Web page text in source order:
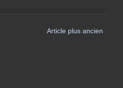
Article plus ancien